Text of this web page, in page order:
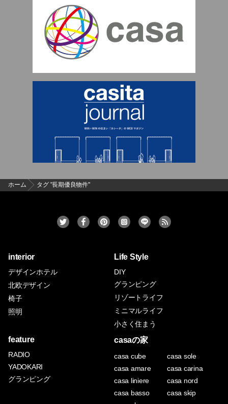
ホーム タグ "長期優良物件"
interior
デザインホテル
北欧デザイン
椅子
照明
Life Style
DIY
グランピング
リゾートライフ
ミニマルライフ
小さく住まう
feature
RADIO
YADOKARI
グランピング
casaの家
casa cube
casa sole
casa amare
casa carina
casa liniere
casa nord
casa basso
casa skip